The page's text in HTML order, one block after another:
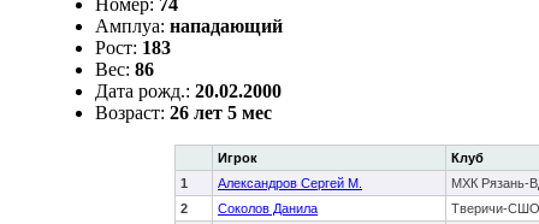
Амплуа: нападающий
Рост: 183
Вес: 86
Дата рожд.: 20.02.2000
Возраст: 26 лет 5 мес
Игрок
Клуб
1
Александров Сергей М.
МХК Рязань-
2
Соколов Данила
Тверичи-